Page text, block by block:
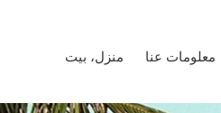
منزل، بيت معلومات عنا